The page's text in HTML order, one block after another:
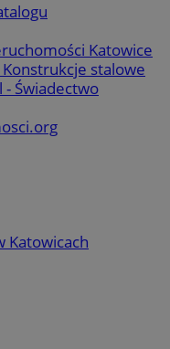
Katowice
stalowe
Świadectwo
Katowicach